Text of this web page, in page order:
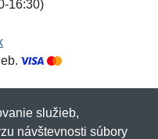
16:30)
služieb,
návštevnosti súbory